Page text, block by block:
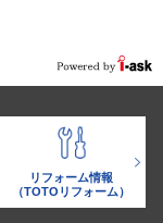
リフォーム情報
（TOTOリフォーム）